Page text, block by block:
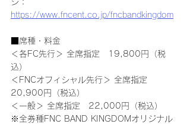
ジ：
https://www.fncent.co.jp/fncbandkingdom
■席種・料金
＜各FC先行＞ 全席指定　19,800円（税
込）
＜FNCオフィシャル先行＞ 全席指定
20,900円（税込）
＜一般＞ 全席指定　22,000円（税込）
※全券種FNC BAND KINGDOMオリジナル